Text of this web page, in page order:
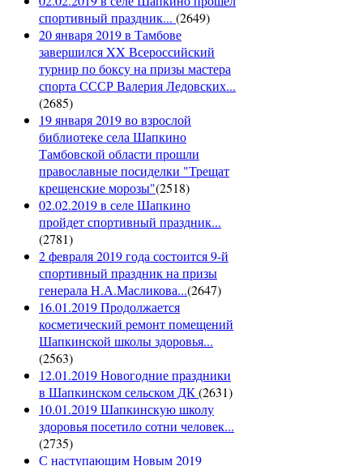
спортивный праздник... (2649)
20 января 2019 в Тамбове
завершился XX Всероссийский
турнир по боксу на призы мастера
спорта СССР Валерия Ледовских...
(2685)
19 января 2019 во взрослой
библиотеке села Шапкино
Тамбовской области прошли
православные посиделки "Трещат
крещенские морозы"(2518)
02.02.2019 в селе Шапкино
пройдет спортивный праздник...
(2781)
2 февраля 2019 года состоится 9-й
спортивный праздник на призы
генерала Н.А.Масликова...(2647)
16.01.2019 Продолжается
косметический ремонт помещений
Шапкинской школы здоровья...
(2563)
12.01.2019 Новогодние праздники
в Шапкинском сельском ДК(2631)
10.01.2019 Шапкинскую школу
здоровья посетило сотни человек...
(2735)
С наступающим Новым 2019